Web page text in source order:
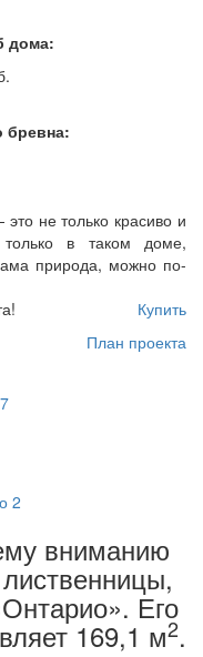
дома:
бревна:
не только красиво и
в таком доме,
природа, можно по-
Купить
План проекта
вниманию
Его
169,1 м2.